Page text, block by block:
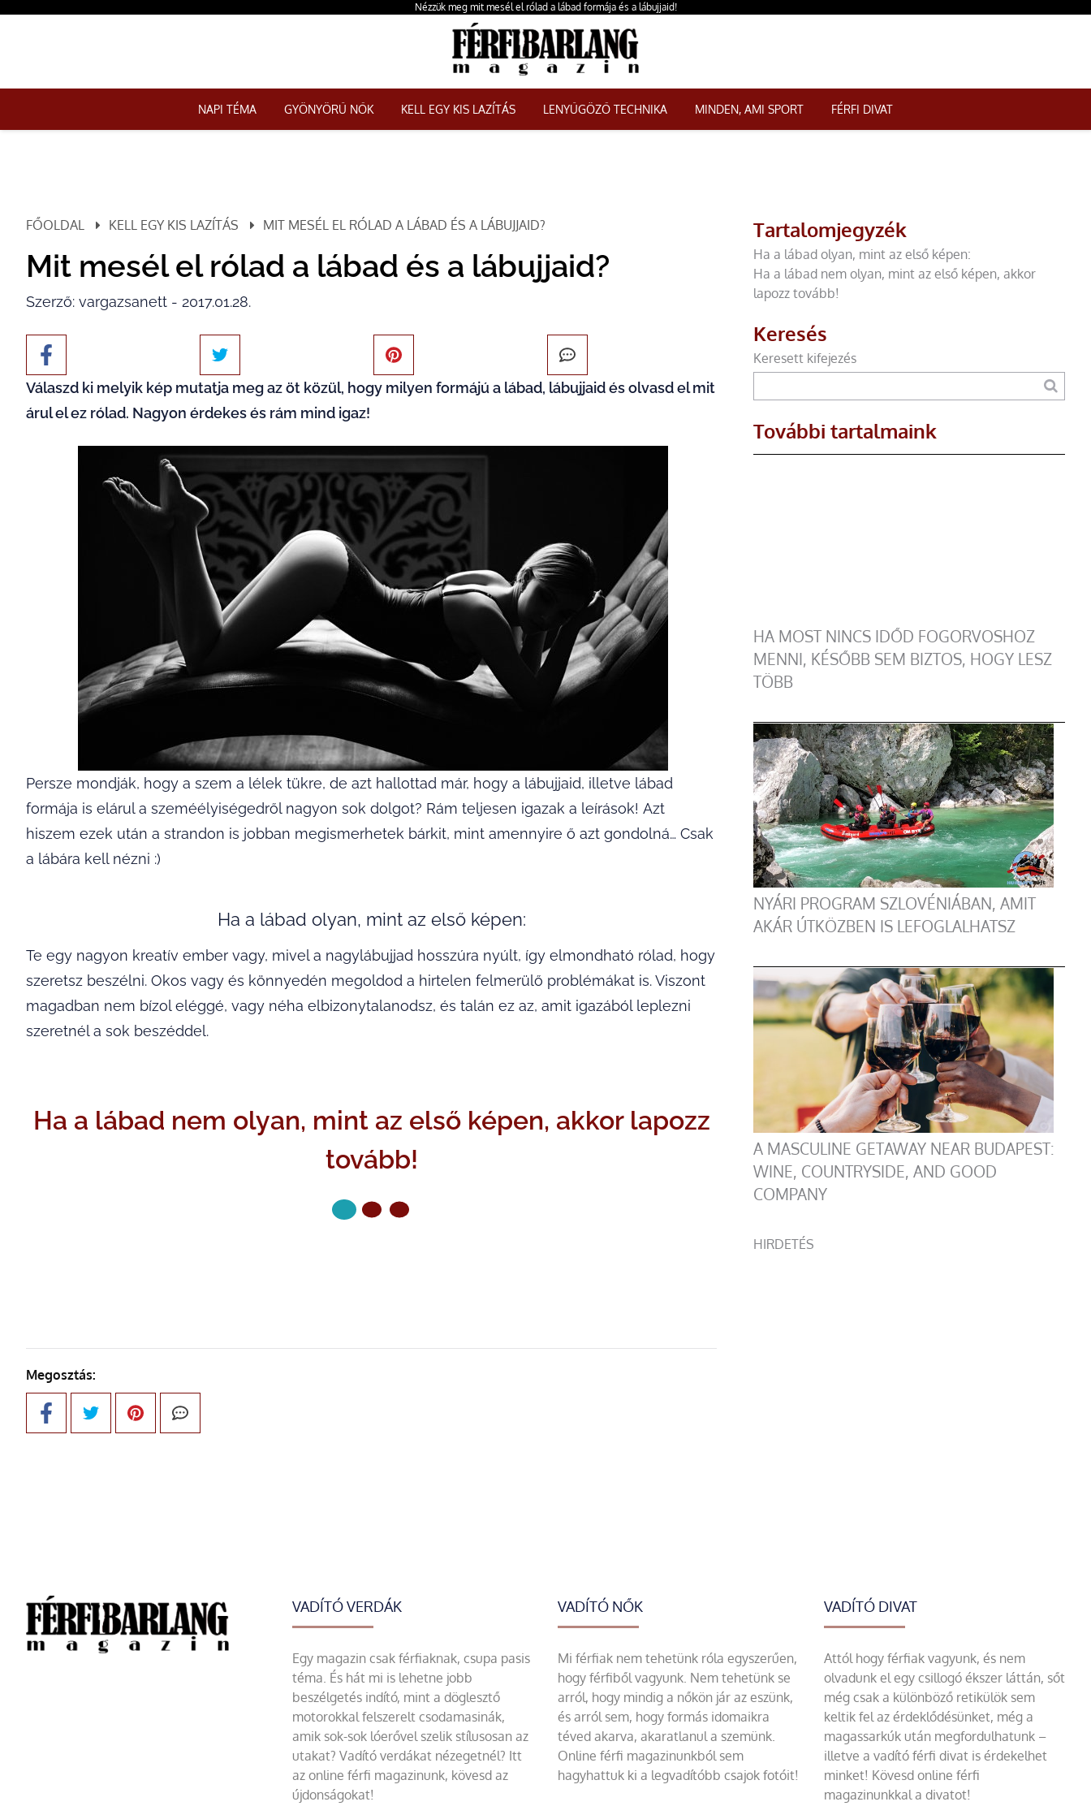
Nézzük meg mit mesél el rólad a lábad formája és a lábujjaid!
NAPI TÉMA GYÖNYÖRŰ NŐK KELL EGY KIS LAZÍTÁS LENYŰGÖZŐ TECHNIKA MINDEN, AMI SPORT FÉRFI DIVAT
FŐOLDAL KELL EGY KIS LAZÍTÁS MIT MESÉL EL RÓLAD A LÁBAD ÉS A LÁBUJJAID?
Mit mesél el rólad a lábad és a lábujjaid?
Szerző: vargazsanett - 2017.01.28.
Válaszd ki melyik kép mutatja meg az öt közül, hogy milyen formájú a lábad, lábujjaid és olvasd el mit
árul el ez rólad. Nagyon érdekes és rám mind igaz!
Persze mondják, hogy a szem a lélek tükre, de azt hallottad már, hogy a lábujjaid, illetve lábad
formája is elárul a szeméélyiségedről nagyon sok dolgot? Rám teljesen igazak a leírások! Azt
hiszem ezek után a strandon is jobban megismerhetek bárkit, mint amennyire ő azt gondolná… Csak
a lábára kell nézni :)
Ha a lábad olyan, mint az első képen:
Te egy nagyon kreatív ember vagy, mivel a nagylábujjad hosszúra nyúlt, így elmondható rólad, hogy
szeretsz beszélni. Okos vagy és könnyedén megoldod a hirtelen felmerülő problémákat is. Viszont
magadban nem bízol eléggé, vagy néha elbizonytalanodsz, és talán ez az, amit igazából leplezni
szeretnél a sok beszéddel.
Ha a lábad nem olyan, mint az első képen, akkor lapozz
tovább!
Megosztás:
Tartalomjegyzék
Ha a lábad olyan, mint az első képen:
Ha a lábad nem olyan, mint az első képen, akkor
lapozz tovább!
Keresés
Keresett kifejezés
További tartalmaink
HA MOST NINCS IDŐD FOGORVOSHOZ
MENNI, KÉSŐBB SEM BIZTOS, HOGY LESZ
TÖBB
NYÁRI PROGRAM SZLOVÉNIÁBAN, AMIT
AKÁR ÚTKÖZBEN IS LEFOGLALHATSZ
A MASCULINE GETAWAY NEAR BUDAPEST:
WINE, COUNTRYSIDE, AND GOOD
COMPANY
HIRDETÉS
VADÍTÓ VERDÁK
Egy magazin csak férfiaknak, csupa pasis
téma. És hát mi is lehetne jobb
beszélgetés indító, mint a döglesztő
motorokkal felszerelt csodamasinák,
amik sok-sok lóerővel szelik stílusosan az
utakat? Vadító verdákat nézegetnél? Itt
az online férfi magazinunk, kövesd az
újdonságokat!
VADÍTÓ NŐK
Mi férfiak nem tehetünk róla egyszerűen,
hogy férfiből vagyunk. Nem tehetünk se
arról, hogy mindig a nőkön jár az eszünk,
és arról sem, hogy formás idomaikra
téved akarva, akaratlanul a szemünk.
Online férfi magazinunkból sem
hagyhattuk ki a legvadítóbb csajok fotóit!
VADÍTÓ DIVAT
Attól hogy férfiak vagyunk, és nem
olvadunk el egy csillogó ékszer láttán, sőt
még csak a különböző retikülök sem
keltik fel az érdeklődésünket, még a
magassarkúk után megfordulhatunk –
illetve a vadító férfi divat is érdekelhet
minket! Kövesd online férfi
magazinunkkal a divatot!